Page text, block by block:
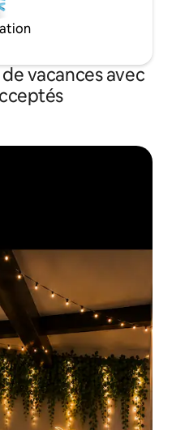
vacances avec
appréciés